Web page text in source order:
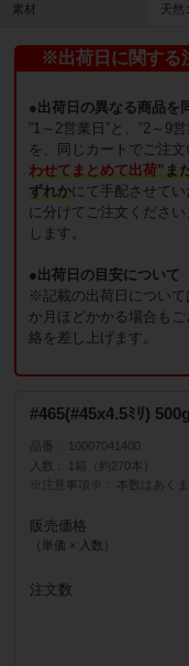
素材 天然
※出荷日に関す
●出荷日の異なる商品を
”1～2営業日”と、”2～9
を、同じカートでご注文
わせてまとめて出荷” ま
ずれかにて手配させて
に分けてご注文くださ
します。
●出荷日の目安について
※記載の出荷日について
か月ほどかかる場合も
絡を差し上げます。
#465(#45x4.5ﾐﾘ)
品番
10007041400
入数
1箱（約270本）
※注意事項※
本数はあく
販売価格
（単価 × 入数）
注文数